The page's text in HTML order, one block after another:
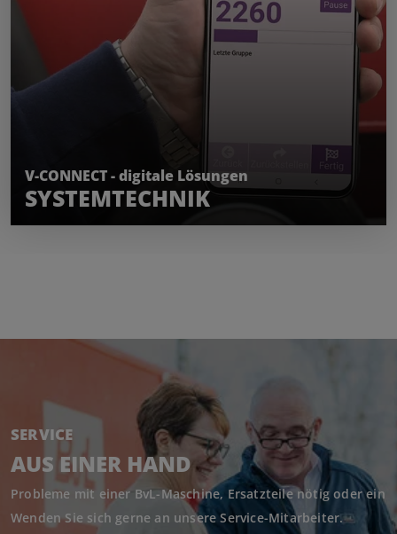
V-CONNECT - digitale Lösungen
SYSTEMTECHNIK
MEHR ERFAHREN
SERVICE
AUS EINER HAND
Probleme mit einer BvL-Maschine, Ersatzteile nötig oder ein
Wenden Sie sich gerne an unsere Service-Mitarbeiter.